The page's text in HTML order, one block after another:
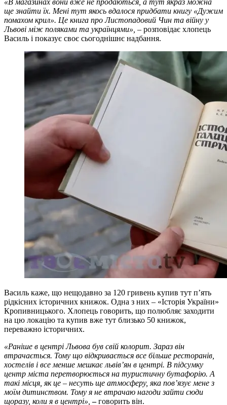
ще знайти їх. Мені тут якось вдалося придбати книгу «Дужим
помахом крил». Це книга про Листопадовий Чин та війну у
Львові між поляками та українцями», – розповідає хлопець
Василь і показує своє сьогоднішнє надбання.
Василь каже, що нещодавно за 120 гривень купив тут п’ять
рідкісних історичних книжок. Одна з них – «Історія України»
Кропивницького. Хлопець говорить, що полюбляє заходити
на цю локацію та купив вже тут близько 50 книжок,
переважно історичних.
«Раніше в центрі Львова був свій колорит. Зараз він
втрачається. Тому що відкривається все більше ресторанів,
хостелів і все менше мешкає львів’ян в центрі. В підсумку
центр міста перетворюється на туристичну бутафорію. А
такі місця, як це – несуть ще атмосферу, яка пов’язує мене з
моїм дитинством. Тому я не втрачаю нагоди зайти сюди
щоразу, коли я в центрі», –говорить він.